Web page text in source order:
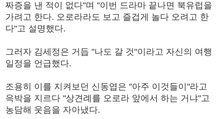
짜증을 낸 적이 없다"며 "이번 드라마 끝나면 북유럽을
가려고 한다. 오로라라도 보고 즐겁게 놀다 오려고 한
다"고 설명했다.
그러자 김세정은 거듭 "나도 갈 것"이라고 자신의 여행
일정을 언급했다.
조용히 이를 지켜보던 신동엽은 "아주 이것들이"라고
윽박을 지르다 "상견례를 오로라 앞에서 하는 거냐"고
농담해 웃음을 자아냈다.